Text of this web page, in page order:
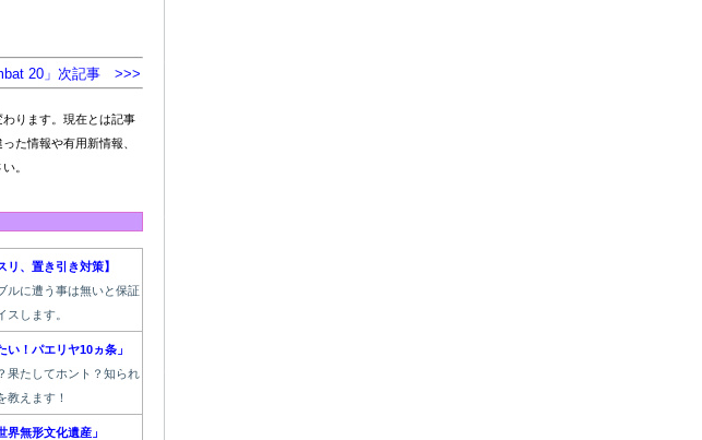
20」次記事 >>>
ります。現在とは記事
た情報や有用新情報、
。
リ、置き引き対策】
ルに遭う事は無いと保証
スします。
い！パエリヤ10ヵ条」
果たしてホント？知られ
教えます！
界無形文化遺産」